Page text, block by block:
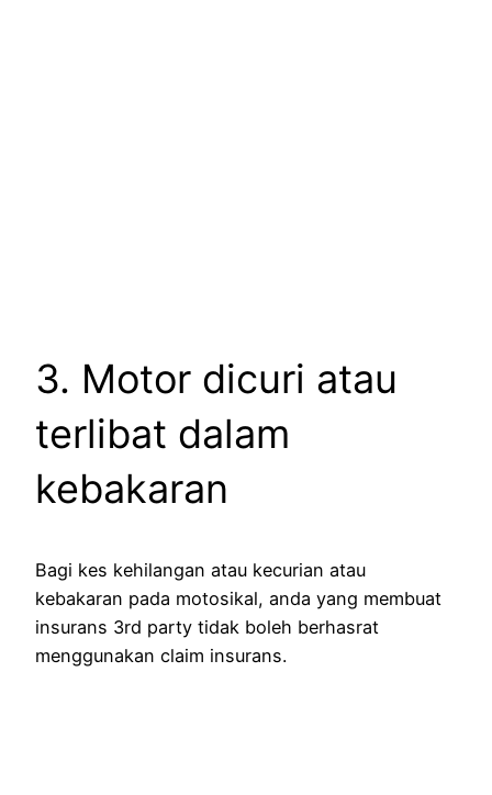
3. Motor dicuri atau
terlibat dalam
kebakaran
Bagi kes kehilangan atau kecurian atau
kebakaran pada motosikal, anda yang membuat
insurans 3rd party tidak boleh berhasrat
menggunakan claim insurans.